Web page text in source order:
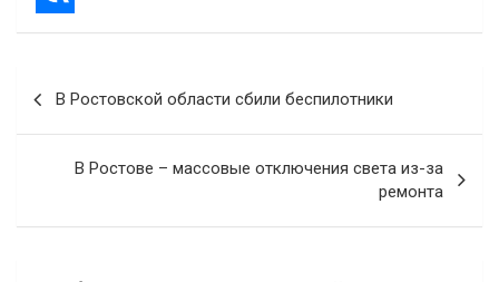
записям
В Ростовской области сбили беспилотники
В Ростове – массовые отключения света из-за
ремонта